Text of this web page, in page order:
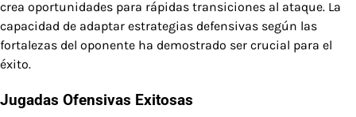
crea oportunidades para rápidas transiciones al ataque. La
capacidad de adaptar estrategias defensivas según las
fortalezas del oponente ha demostrado ser crucial para el
éxito.
Jugadas Ofensivas Exitosas